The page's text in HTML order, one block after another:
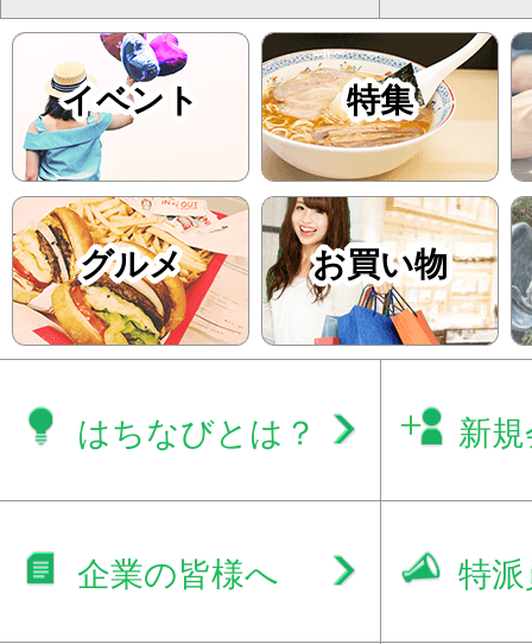
イベント 特集
グルメ お買い物
はちなびとは？ 新
企業の皆様へ 特